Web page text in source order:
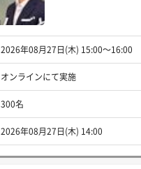
2026年08月27日(木) 15:00〜16:00
オンラインにて実施
300名
2026年08月27日(木) 14:00